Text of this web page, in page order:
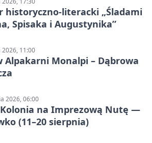
historyczno-literacki „Śladami
Spisaka i Augustynika”
11:00
Alpakarni Monalpi – Dąbrowa
2026, 06:00
na Imprezową Nutę —
(11–20 sierpnia)